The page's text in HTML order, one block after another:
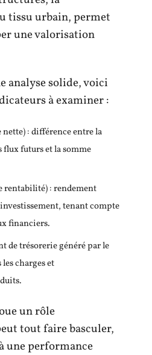
tissu urbain, permet
une valorisation
analyse solide, voici
à examiner :
nette) : différence entre la
flux futurs et la somme
rentabilité) : rendement
tenant compte
financiers.
de trésorerie généré par le
charges et
un rôle
tout faire basculer,
une performance